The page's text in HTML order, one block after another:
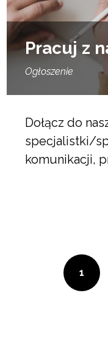
Pracuj z
Ogłoszenie
Dołącz do
specjalistki/
komunikacji,
1